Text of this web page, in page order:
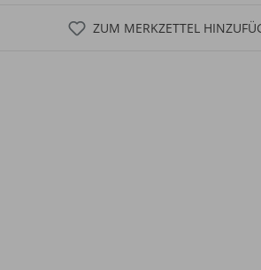
ZUM MERKZETTEL